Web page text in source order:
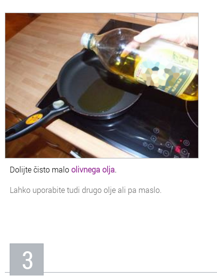
Dolijte čisto maloolivnega olja.
Lahko uporabite tudi drugo olje ali pa maslo.
3